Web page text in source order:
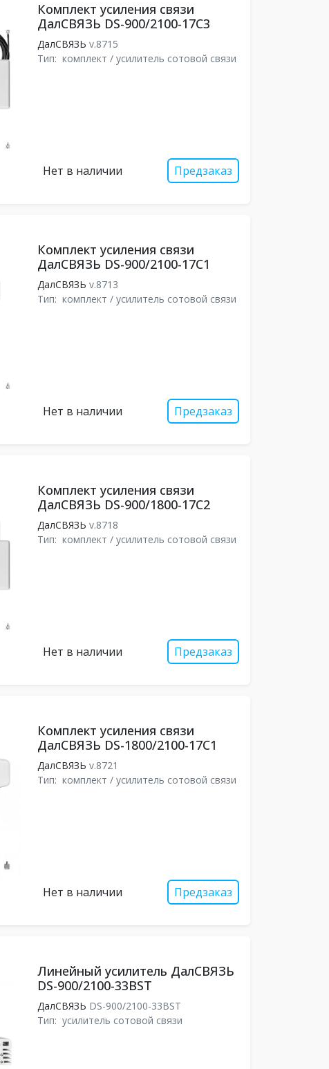
Комплект усиления связи
ДалСВЯЗЬ DS-900/2100-17С3
ДалСВЯЗЬ v.8715
Тип: комплект / усилитель сотовой связи
Нет в наличии Предзаказ
Комплект усиления связи
ДалСВЯЗЬ DS-900/2100-17С1
ДалСВЯЗЬ v.8713
Тип: комплект / усилитель сотовой связи
Нет в наличии Предзаказ
Комплект усиления связи
ДалСВЯЗЬ DS-900/1800-17С2
ДалСВЯЗЬ v.8718
Тип: комплект / усилитель сотовой связи
Нет в наличии Предзаказ
Комплект усиления связи
ДалСВЯЗЬ DS-1800/2100-17С1
ДалСВЯЗЬ v.8721
Тип: комплект / усилитель сотовой связи
Нет в наличии Предзаказ
Линейный усилитель ДалСВЯЗЬ
DS-900/2100-33BST
ДалСВЯЗЬ DS-900/2100-33BST
Тип: усилитель сотовой связи